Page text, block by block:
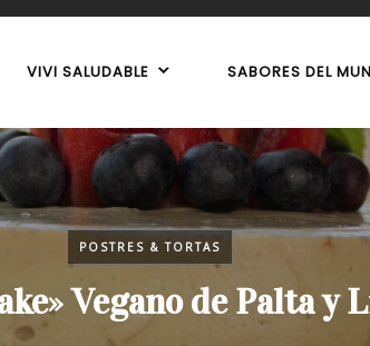
VIVI SALUDABLE SABORES DEL
POSTRES & TORTAS
Vegano de Palta y